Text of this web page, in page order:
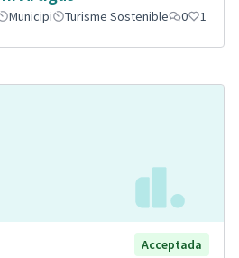
Municipi Turisme Sostenible 0 1
Acceptada